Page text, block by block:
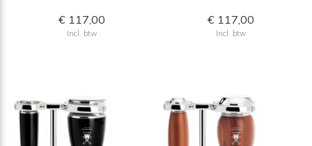
€ 117,00
Incl. btw
€ 117,00
Incl. btw